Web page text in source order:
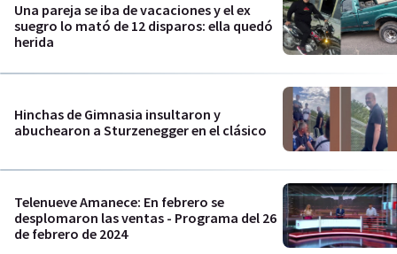
Una pareja se iba de vacaciones y el ex
suegro lo mató de 12 disparos: ella quedó
herida
Hinchas de Gimnasia insultaron y
abuchearon a Sturzenegger en el clásico
Telenueve Amanece: En febrero se
desplomaron las ventas - Programa del 26
de febrero de 2024